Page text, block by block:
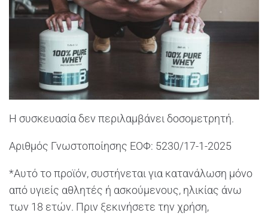
Η συσκευασία δεν περιλαμβάνει δοσομετρητή.
Αριθμός Γνωστοποίησης ΕΟΦ: 5230/17-1-2025
*Αυτό το προϊόν, συστήνεται για κατανάλωση μόνο
από υγιείς αθλητές ή ασκούμενους, ηλικίας άνω
των 18 ετών. Πριν ξεκινήσετε την χρήση,